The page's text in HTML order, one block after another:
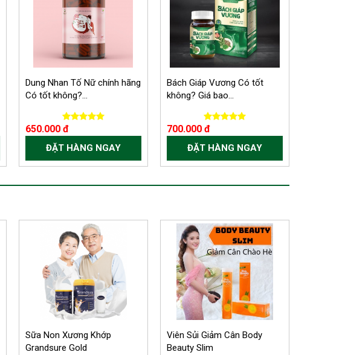
Dung Nhan Tố Nữ chính hãng
Có tốt không?...
650.000 đ
ĐẶT HÀNG NGAY
Bách Giáp Vương Có tốt
không? Giá bao...
700.000 đ
ĐẶT HÀNG NGAY
Sữa Non Xương Khớp
Grandsure Gold
Viên Sủi Giảm Cân Body
Beauty Slim